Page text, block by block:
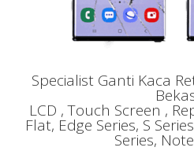
Specialist Ganti Kaca
LCD , Touch Screen ,
Flat, Edge Series, S
Series,